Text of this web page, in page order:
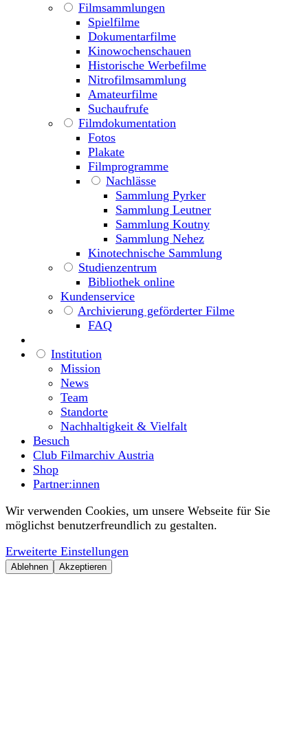
Filmsammlungen
Spielfilme
Dokumentarfilme
Kinowochenschauen
Historische Werbefilme
Nitrofilmsammlung
Amateurfilme
Suchaufrufe
Filmdokumentation
Fotos
Plakate
Filmprogramme
Nachlässe
Sammlung Pyrker
Sammlung Leutner
Sammlung Koutny
Sammlung Nehez
Kinotechnische Sammlung
Studienzentrum
Bibliothek online
Kundenservice
Archivierung geförderter Filme
FAQ
Institution
Mission
News
Team
Standorte
Nachhaltigkeit & Vielfalt
Besuch
Club Filmarchiv Austria
Shop
Partner:innen
Wir verwenden Cookies, um unsere Webseite für Sie
möglichst benutzerfreundlich zu gestalten.
Erweiterte Einstellungen
Ablehnen Akzeptieren